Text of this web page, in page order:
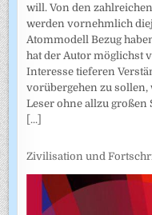
will. Von den
werden vornehmlich
Atommodell Bezug
hat der Autor möglichst
Interesse tieferen
vorübergehen zu
Leser ohne allzu großen
[...]
Zivilisation und